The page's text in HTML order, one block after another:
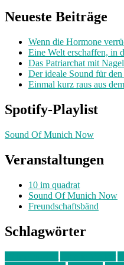
Neueste Beiträge
Wenn die Hormone
Eine Welt erschaffen, in
Das Patriarchat mit
Der ideale Sound für
Einmal kurz raus aus
Spotify-Playlist
Sound Of Munich Now
Veranstaltungen
10 im quadrat
Sound Of Munich Now
Freundschaftsbänd
Schlagwörter